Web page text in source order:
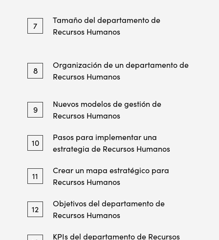
7
Tamaño del departamento de
Recursos Humanos
8
Organización de un departamento de
Recursos Humanos
9
Nuevos modelos de gestión de
Recursos Humanos
10
Pasos para implementar una
estrategia de Recursos Humanos
11
Crear un mapa estratégico para
Recursos Humanos
12
Objetivos del departamento de
Recursos Humanos
KPIs del departamento de Recursos